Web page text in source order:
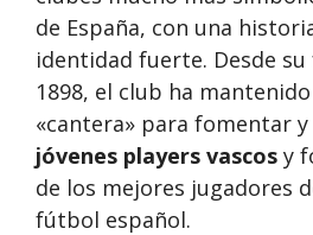
de España, con una
identidad fuerte. Desde
1898, el club ha
«cantera» para fomentar y
jóvenes players vascos y
de los mejores jugadores
fútbol español.